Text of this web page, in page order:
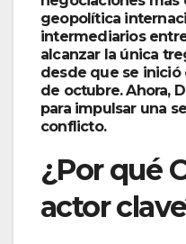
geopolítica
intermediarios
alcanzar la única
desde que se
de octubre. Ahora,
para impulsar una
conflicto.
¿Por qué
actor